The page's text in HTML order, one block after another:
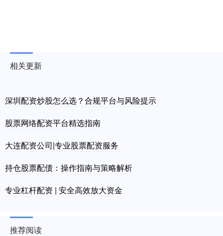
相关更新
深圳配资炒股怎么选？合规平台与风险提示
股票网络配资平台精选指南
大连配资公司|专业股票配资服务
持仓股票配债：操作指南与策略解析
专业杠杆配资 | 安全高效放大资金
推荐阅读